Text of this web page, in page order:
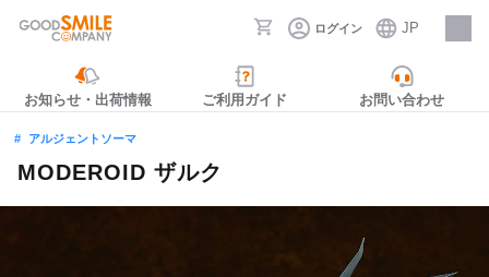
ログイン JP
採用情報
お知らせ・出荷情報 ご利用ガイド お問い合わせ
アルジェントソーマ
MODEROID ザルク